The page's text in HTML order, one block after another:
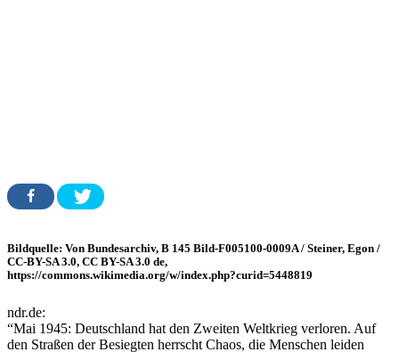
Bildquelle: Von Bundesarchiv, B 145 Bild-F005100-0009A / Steiner, Egon /
CC-BY-SA 3.0, CC BY-SA 3.0 de,
https://commons.wikimedia.org/w/index.php?curid=5448819
ndr.de:
“Mai 1945: Deutschland hat den Zweiten Weltkrieg verloren. Auf
den Straßen der Besiegten herrscht Chaos, die Menschen leiden